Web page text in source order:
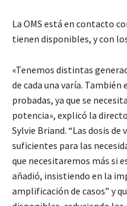
La OMS está en contacto
tienen disponibles, y con
«Tenemos distintas
de cada una varía.
probadas, ya que se
potencia», explicó la
Sylvie Briand. “Las dosis
suficientes para las
que necesitaremos más si
añadió, insistiendo en la
amplificación de casos” y